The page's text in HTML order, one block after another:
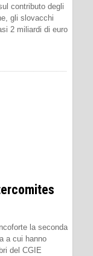
contributo degli
gli slovacchi
2 miliardi di euro
la seconda
a cui hanno
del CGIE